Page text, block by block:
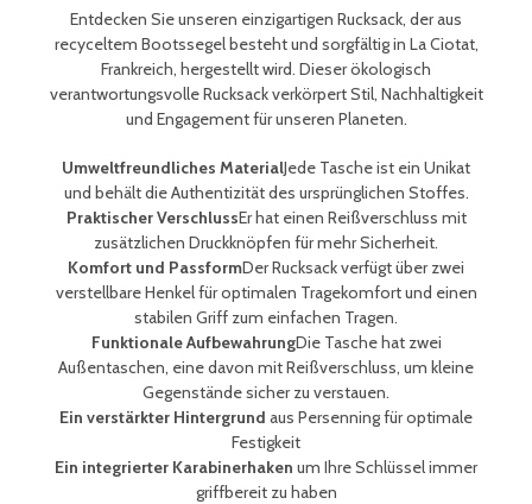
Entdecken Sie unseren einzigartigen Rucksack, der aus
recyceltem Bootssegel besteht und sorgfältig in La Ciotat,
Frankreich, hergestellt wird. Dieser ökologisch
verantwortungsvolle Rucksack verkörpert Stil, Nachhaltigkeit
und Engagement für unseren Planeten.
Umweltfreundliches MaterialJede Tasche ist ein Unikat
und behält die Authentizität des ursprünglichen Stoffes.
Praktischer VerschlussEr hat einen Reißverschluss mit
zusätzlichen Druckknöpfen für mehr Sicherheit.
Komfort und PassformDer Rucksack verfügt über zwei
verstellbare Henkel für optimalen Tragekomfort und einen
stabilen Griff zum einfachen Tragen.
Funktionale AufbewahrungDie Tasche hat zwei
Außentaschen, eine davon mit Reißverschluss, um kleine
Gegenstände sicher zu verstauen.
Ein verstärkter Hintergrund aus Persenning für optimale
Festigkeit
Ein integrierter Karabinerhaken um Ihre Schlüssel immer
griffbereit zu haben